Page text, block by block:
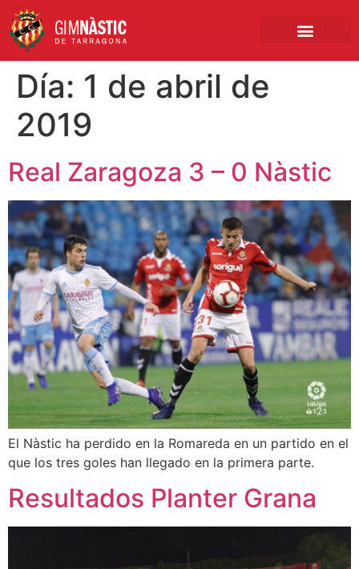
Día: 1 de abril de
2019
Real Zaragoza 3 – 0 Nàstic
El Nàstic ha perdido en la Romareda en un partido en el
que los tres goles han llegado en la primera parte.
Resultados Planter Grana